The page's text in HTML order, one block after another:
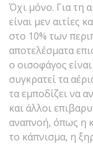
Όχι μόνο. Για τη
είναι μεν αιτίες
στο 10% των
αποτελέσματα
ο οισοφάγος
συγκρατεί τα
τα εμποδίζει να
και άλλοι
αναπνοή, όπως η
το κάπνισμα, η